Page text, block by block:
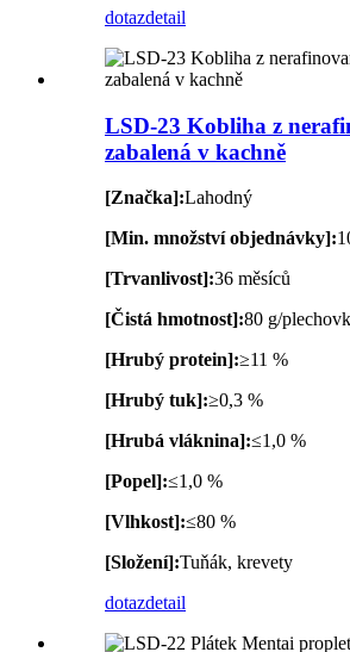
dotazdetail
LSD-23 Kobliha z
zabalená v kachně
[Značka]:Lahodný
[Min. množství objednávky]:
[Trvanlivost]:36 měsíců
[Čistá hmotnost]:80 g/
[Hrubý protein]:≥11 %
[Hrubý tuk]:≥0,3 %
[Hrubá vláknina]:≤1,0 %
[Popel]:≤1,0 %
[Vlhkost]:≤80 %
[Složení]:Tuňák, krevety
dotazdetail